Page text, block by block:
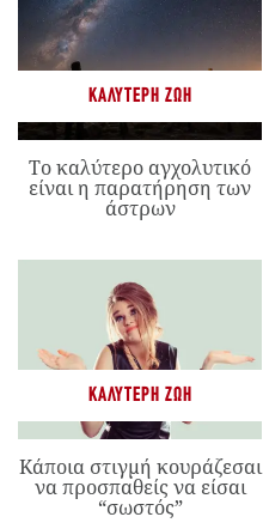
ΚΑΛΎΤΕΡΗ ΖΩΉ
Το καλύτερο αγχολυτικό
είναι η παρατήρηση των
άστρων
ΚΑΛΎΤΕΡΗ ΖΩΉ
Κάποια στιγμή κουράζεσαι
να προσπαθείς να είσαι
“σωστός”